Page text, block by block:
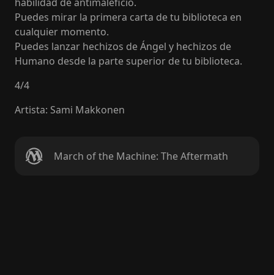
Puedes mirar la primera carta de tu biblioteca en
cualquier momento.
Puedes lanzar hechizos de Ángel y hechizos de
Humano desde la parte superior de tu biblioteca.
4/4
Artista: Sami Makkonen
March of the Machine: The Aftermath